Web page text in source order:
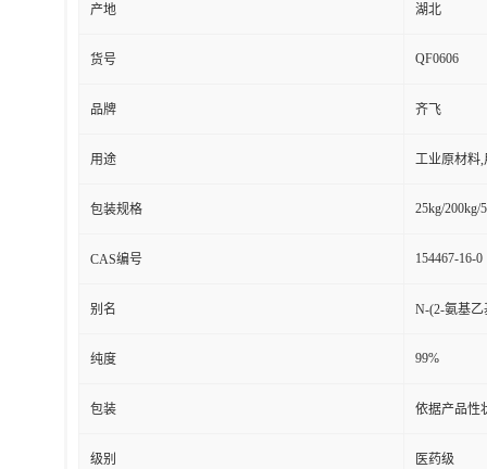
产地 湖北
货号 QF0606
品牌 齐飞
用途 工业原材料
包装规格 25kg/200kg/
CAS编号 154467-16-0
别名 N-(2-氨基
纯度 99%
包装 依据产品性
级别 医药级